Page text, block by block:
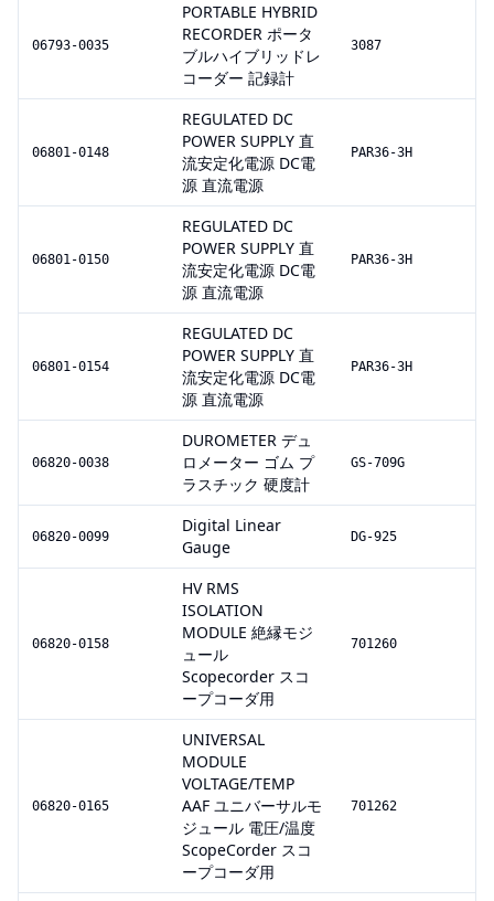
06793-0035
PORTABLE HYBRID
RECORDER ポータ
ブルハイブリッドレ
コーダー 記録計
3087
06801-0148
REGULATED DC
POWER SUPPLY 直
流安定化電源 DC電
源 直流電源
PAR36-3H
06801-0150
REGULATED DC
POWER SUPPLY 直
流安定化電源 DC電
源 直流電源
PAR36-3H
06801-0154
REGULATED DC
POWER SUPPLY 直
流安定化電源 DC電
源 直流電源
PAR36-3H
06820-0038
DUROMETER デュ
ロメーター ゴム プ
ラスチック 硬度計
GS-709G
06820-0099
Digital Linear
Gauge
DG-925
06820-0158
HV RMS
ISOLATION
MODULE 絶縁モジ
ュール
Scopecorder スコ
ープコーダ用
701260
06820-0165
UNIVERSAL
MODULE
VOLTAGE/TEMP
AAF ユニバーサルモ
ジュール 電圧/温度
ScopeCorder スコ
ープコーダ用
701262